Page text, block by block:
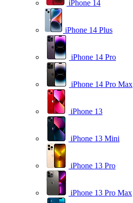
iPhone 14
iPhone 14 Plus
iPhone 14 Pro
iPhone 14 Pro Max
iPhone 13
iPhone 13 Mini
iPhone 13 Pro
iPhone 13 Pro Max